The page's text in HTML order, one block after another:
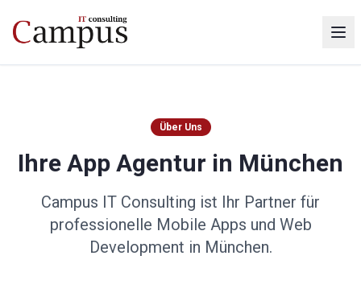
Über Uns
Ihre App Agentur in München
Campus IT Consulting ist Ihr Partner für
professionelle Mobile Apps und Web
Development in München.